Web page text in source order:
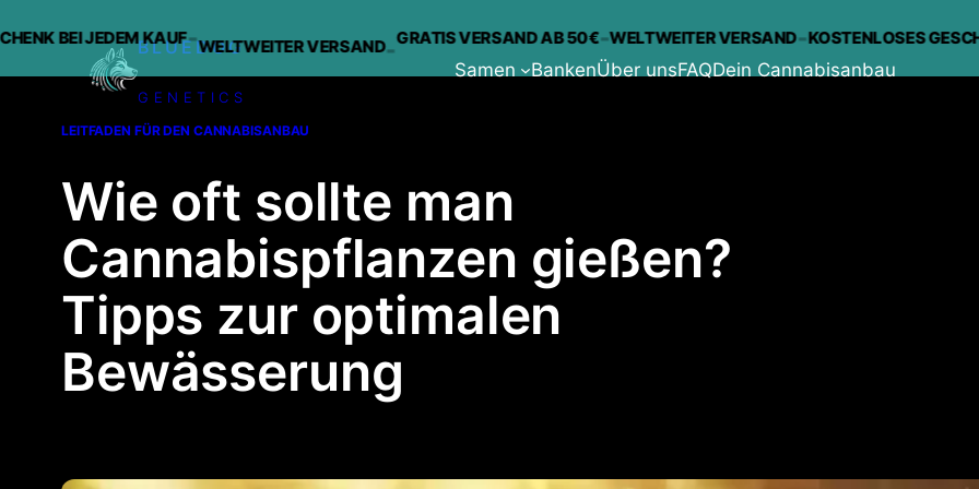
JEDEM KAUF-WELTWEITER VERSAND-GRATIS VERSAND AB 50€-WELTWEITER VERSAND-KOSTENLOSES GESCHENK
BLUEDOG
GENETICS
Samen BankenÜber unsFAQDein Cannabisanbau
LEITFADEN FÜR DEN CANNABISANBAU
Wie oft sollte man
Cannabispflanzen gießen?
Tipps zur optimalen
Bewässerung